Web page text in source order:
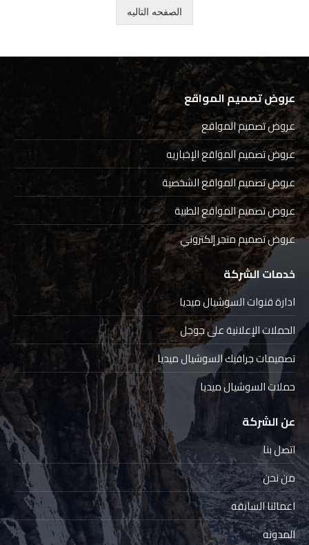
الصفحه التاليه
عروض تصميم المواقع
عروض تصميم المواقع
عروض تصميم المواقع الإخباريه
عروض تصميم المواقع الشخصية
عروض تصميم المواقع الطبية
عروض تصميم متجر إلكتروني
خدمات الشركة
ادارة قنوات السوشيال ميديا
الحملات الإعلانية على جوجل
تصميمات جرافيك السوشيال ميديا
حملات السوشيال ميديا
عن الشركة
اتصل بنا
من نحن
اعمالنا السابقه
المدونه